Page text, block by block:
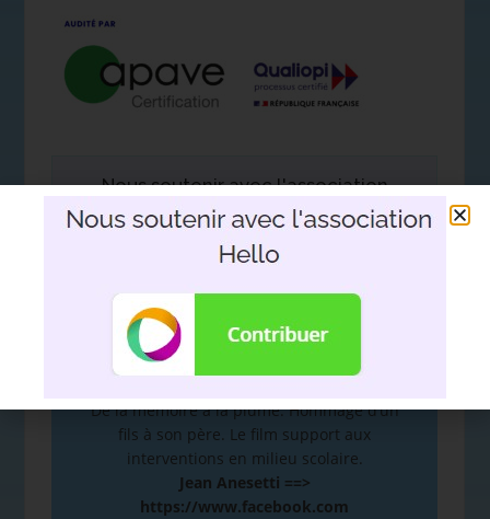
Nous soutenir avec l'association
Hello
De la mémoire à la plume. Hommage d’un
fils à son père. Le film support aux
interventions en milieu scolaire.
Jean Anesetti ==>
https://www.facebook.com